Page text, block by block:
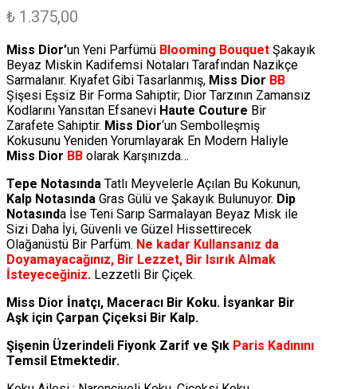
₺ 1.375,00
Miss Dior’un Yeni Parfümü Blooming Bouquet Şakayık
Beyaz Miskin Kadifemsi Notaları Tarafından Nazikçe
Sarmalanır. Kıyafet Gibi Tasarlanmış, Miss Dior BB
Şişesi Eşsiz Bir Forma Sahiptir; Dior Tarzının Zamansız
Kodlarını Yansıtan Efsanevi Haute Couture Bir
Zarafete Sahiptir. Miss Dior‘un Sembolleşmiş
Kokusunu Yeniden Yorumlayarak En Modern Haliyle
Miss Dior BB olarak Karşınızda…
Tepe Notasında Tatlı Meyvelerle Açılan Bu Kokunun,
Kalp Notasında Gras Gülü ve Şakayık Bulunuyor. Dip
Notasında İse Teni Sarıp Sarmalayan Beyaz Misk ile
Sizi Daha İyi, Güvenli ve Güzel Hissettirecek
Olağanüstü Bir Parfüm. Ne kadar Kullansanız da
Doyamayacağınız, Bir Lezzet, Bir Isırık Almak
İsteyeceğiniz. Lezzetli Bir Çiçek.
Miss Dior İnatçı, Maceracı Bir Koku. İsyankar Bir
Aşk için Çarpan Çiçeksi Bir Kalp.
Şişenin Üzerindeli Fiyonk Zarif ve Şık Paris Kadınını
Temsil Etmektedir.